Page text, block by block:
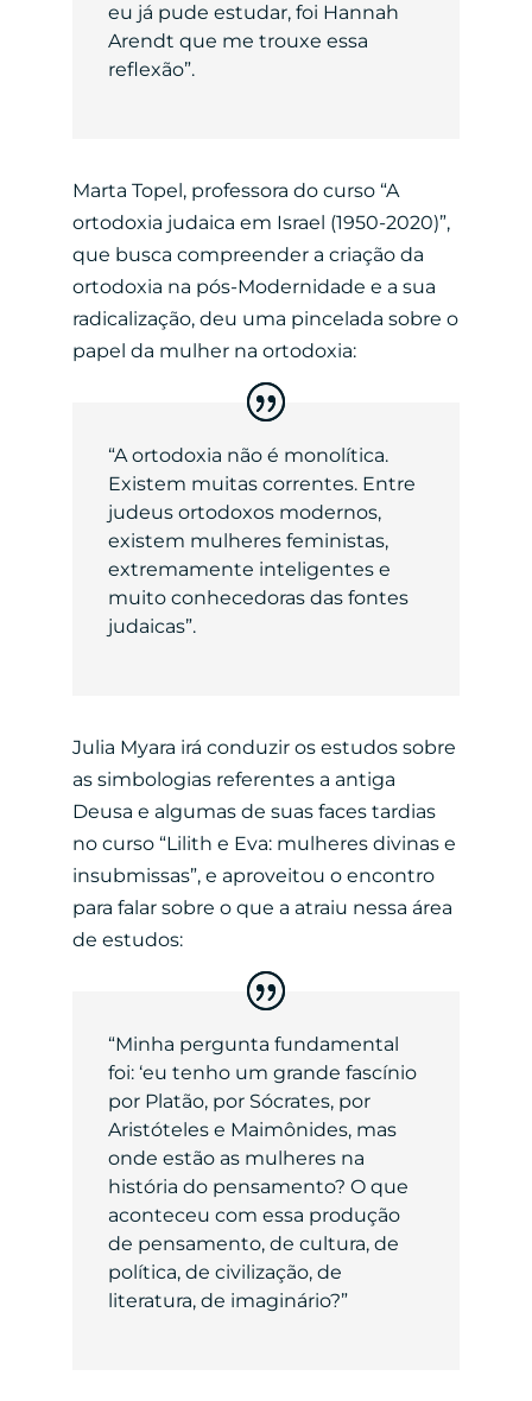
eu já pude estudar, foi Hannah
Arendt que me trouxe essa
reflexão”.
Marta Topel, professora do curso “A
ortodoxia judaica em Israel (1950-2020)”,
que busca compreender a criação da
ortodoxia na pós-Modernidade e a sua
radicalização, deu uma pincelada sobre o
papel da mulher na ortodoxia:
“A ortodoxia não é monolítica.
Existem muitas correntes. Entre
judeus ortodoxos modernos,
existem mulheres feministas,
extremamente inteligentes e
muito conhecedoras das fontes
judaicas”.
Julia Myara irá conduzir os estudos sobre
as simbologias referentes a antiga
Deusa e algumas de suas faces tardias
no curso “Lilith e Eva: mulheres divinas e
insubmissas”, e aproveitou o encontro
para falar sobre o que a atraiu nessa área
de estudos:
“Minha pergunta fundamental
foi: ‘eu tenho um grande fascínio
por Platão, por Sócrates, por
Aristóteles e Maimônides, mas
onde estão as mulheres na
história do pensamento? O que
aconteceu com essa produção
de pensamento, de cultura, de
política, de civilização, de
literatura, de imaginário?”